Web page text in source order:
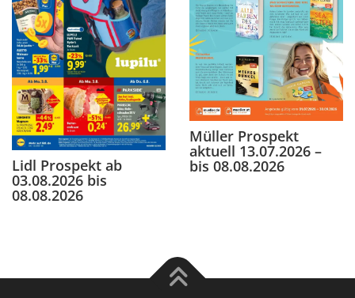
Lidl Prospekt ab
03.08.2026 bis
08.08.2026
Müller Prospekt
aktuell 13.07.2026 –
bis 08.08.2026